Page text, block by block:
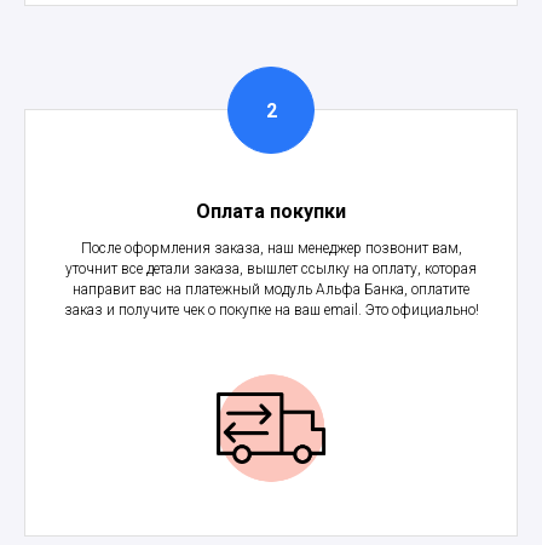
Оплата покупки
После оформления заказа, наш менеджер позвонит вам,
уточнит все детали заказа, вышлет ссылку на оплату, которая
направит вас на платежный модуль Альфа Банка, оплатите
заказ и получите чек о покупке на ваш email. Это официально!